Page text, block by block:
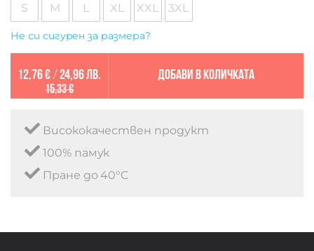
S M L XL XXL 3XL
Не си сигурен за размера?
12,76 €/ 24,96 лв.
15,33 €
Добави в количката
Висококачествен продукт
100% памук
Пране до 40°C